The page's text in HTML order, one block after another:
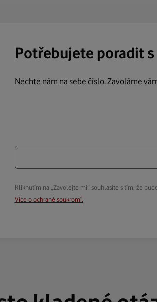
Potřebujete poradit
Nechte nám na sebe číslo. Zavoláme
Kliknutím na „Zavolejte mi“ souhlasíte s tím, že
Více o ochraně soukromí.